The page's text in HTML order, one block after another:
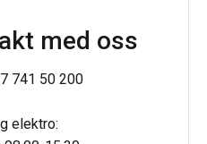
med oss
741 50 200
elektro: